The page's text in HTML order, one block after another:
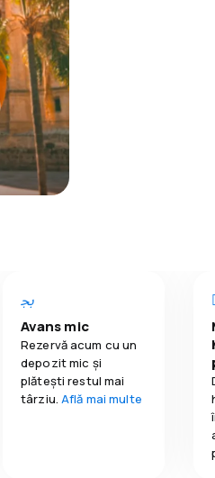
Avans mic
Rezervă acum cu un
depozit mic și
plătești restul mai
târziu.Află mai multe